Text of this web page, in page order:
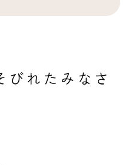
びれたみなさ